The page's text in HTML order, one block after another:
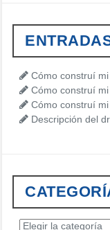
h
f
o
r
:
Cómo construí mi
Cómo construí mi
Cómo construí mi
Descripción del
C